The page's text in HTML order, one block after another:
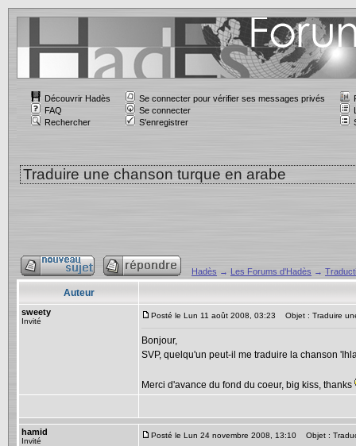
Découvrir Hadès
FAQ
Rechercher
Se connecter pour vérifier ses messages privés
Se connecter
S'enregistrer
Traduire une chanson turque en arabe
Hadès → Les Forums d'Hadès →
Auteur
sweety
Invité
Posté le Lun 11 août 2008, 03:23 Objet : Traduire
Bonjour,
SVP, quelqu'un peut-il me traduire la chanson
Merci d'avance du fond du coeur, big kiss, thanks
hamid
Invité
Posté le Lun 24 novembre 2008, 13:10 Objet :